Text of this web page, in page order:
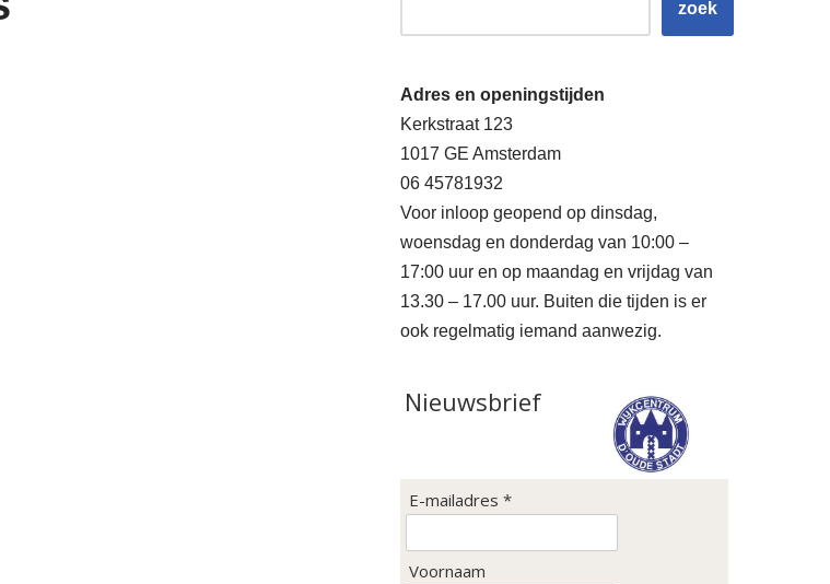
zoek
Adres en openingstijden
Kerkstraat 123
1017 GE Amsterdam
06 45781932
Voor inloop geopend op dinsdag,
woensdag en donderdag van 10:00 –
17:00 uur en op maandag en vrijdag van
13.30 – 17.00 uur. Buiten die tijden is er
ook regelmatig iemand aanwezig.
Nieuwsbrief
E-mailadres *
Voornaam